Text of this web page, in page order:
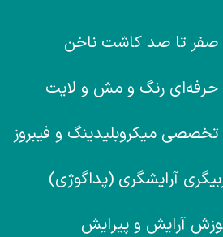
تا صد کاشت ناخن
رنگ و مش و لایت
میکروبلیدینگ و فیبروز
آرایشگری (پداگوژی)
آرایش و پیرایش